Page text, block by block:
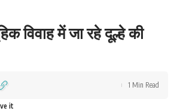
विवाह में जा रहे दूल्हे की
1 Min Read